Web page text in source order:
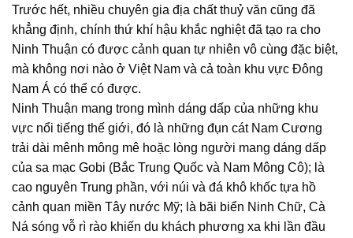
Trước hết, nhiều chuyên gia địa chất thuỷ văn cũng đã
khẳng định, chính thứ khí hậu khắc nghiệt đã tạo ra cho
Ninh Thuận có được cảnh quan tự nhiên vô cùng đặc biệt,
mà không nơi nào ở Việt Nam và cả toàn khu vực Đông
Nam Á có thể có được.
Ninh Thuận mang trong mình dáng dấp của những khu
vực nổi tiếng thế giới, đó là những đụn cát Nam Cương
trải dài mênh mông mê hoặc lòng người mang dáng dấp
của sa mạc Gobi (Bắc Trung Quốc và Nam Mông Cô); là
cao nguyên Trung phần, với núi và đá khô khốc tựa hồ
cảnh quan miền Tây nước Mỹ; là bãi biển Ninh Chữ, Cà
Ná sóng vỗ rì rào khiến du khách phương xa khi lần đầu